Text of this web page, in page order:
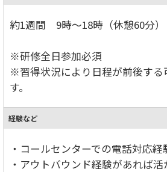
約1週間 9時～18時（休憩60分）
※研修全日参加必須
※習得状況により日程が前後する
す。
経験など
・コールセンターでの電話対応経
・アウトバウンド経験があれば活